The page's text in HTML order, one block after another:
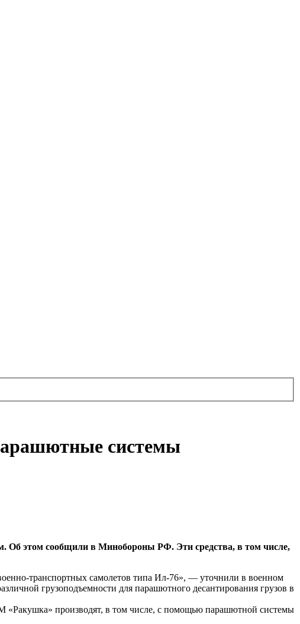
системы
Об этом сообщили в Минобороны РФ. Эти средства, в том числе,
транспортных самолетов типа Ил-76», — уточнили в военном
грузоподъемности для парашютного десантирования грузов в
производят, в том числе, с помощью парашютной системы